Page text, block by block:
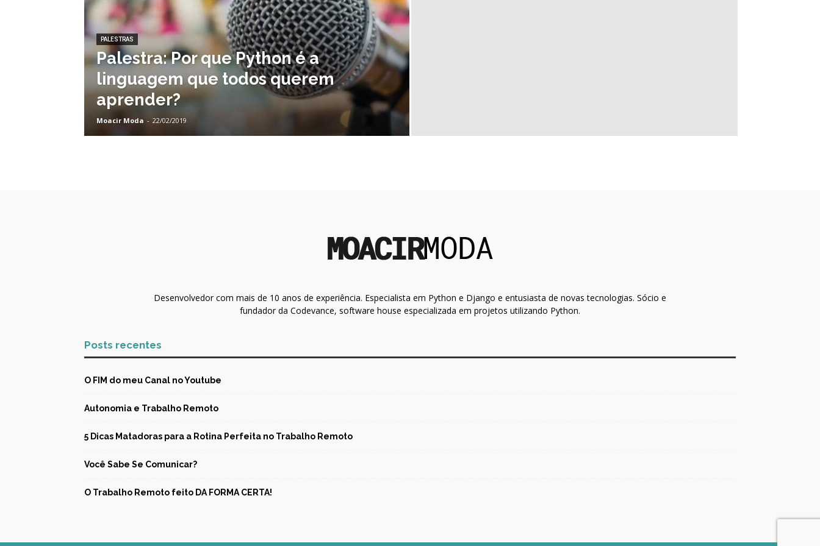
PALESTRAS
Palestra: Por que Python é a
linguagem que todos querem
aprender?
Moacir Moda - 22/02/2019
Desenvolvedor com mais de 10 anos de experiência. Especialista em Python e Django e entusiasta de novas tecnologias. Sócio e
fundador da Codevance, software house especializada em projetos utilizando Python.
Posts recentes
O FIM do meu Canal no Youtube
Autonomia e Trabalho Remoto
5 Dicas Matadoras para a Rotina Perfeita no Trabalho Remoto
Você Sabe Se Comunicar?
O Trabalho Remoto feito DA FORMA CERTA!